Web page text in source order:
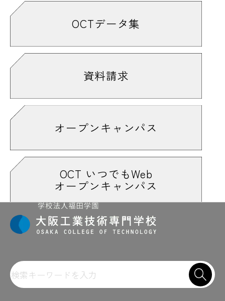
OCTデータ集
資料請求
オープンキャンパス
OCT いつでもWeb
オープンキャンパス